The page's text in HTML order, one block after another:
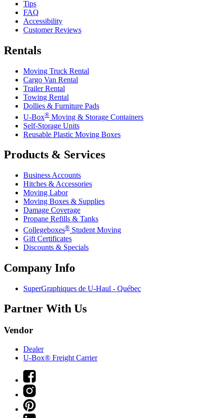
Tips
FAQ
Accessibility
Customer Reviews
Rentals
Moving Truck Rental
Cargo Van Rental
Trailer Rental
Towing Rental
Dollies & Furniture Pads
U-Box® Moving & Storage Containers
Self-Storage Units
Reusable Plastic Moving Boxes
Products & Services
Business Accounts
Hitches & Accessories
Moving Labor
Moving Boxes & Supplies
Damage Coverage
Propane Refills & Tanks
Collegeboxes® Student Moving
Gift Certificates
Discounts & Specials
Company Info
SuperGraphiques de U-Haul - Québec
Partner With Us
Vendor
Dealer
U-Box® Freight Carrier